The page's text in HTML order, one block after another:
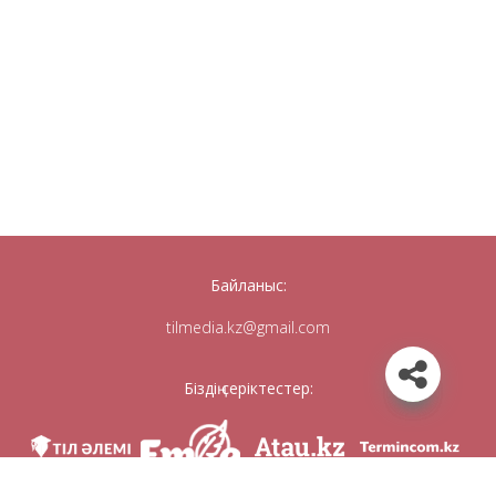
Байланыс:
tilmedia.kz@gmail.com
Біздің серіктестер: